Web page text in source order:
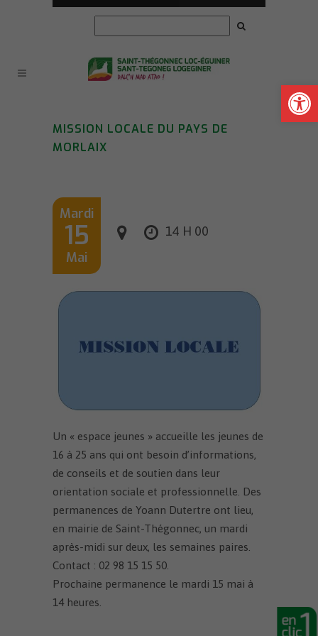
Ouvrir
MISSION LOCALE DU PAYS DE
MORLAIX
Mardi
15
Mai
14 H 00
Un « espace jeunes » accueille les jeunes de
16 à 25 ans qui ont besoin d’informations,
de conseils et de soutien dans leur
orientation sociale et professionnelle. Des
permanences de Yoann Dutertre ont lieu,
en mairie de Saint-Thégonnec, un mardi
après-midi sur deux, les semaines paires.
Contact : 02 98 15 15 50.
Prochaine permanence le mardi 15 mai à
14 heures.